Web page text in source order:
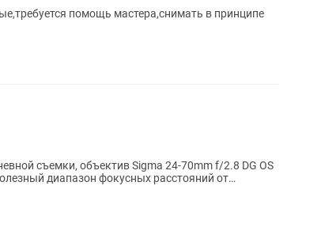
помощь мастера,снимать в принципе
съемки, объектив Sigma 24-70mm f/2.8 DG OS
диапазон фокусных расстояний от